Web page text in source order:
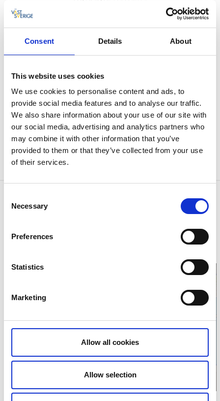
Consent Details About
This website uses cookies
We use cookies to personalise content and ads, to
provide social media features and to analyse our traffic.
We also share information about your use of our site with
our social media, advertising and analytics partners who
may combine it with other information that you’ve
provided to them or that they’ve collected from your use
of their services.
Selection
Necessary
Preferences
Statistics
Marketing
Allow all cookies
Allow selection
Här hittar ni kommunala och föreningars
lekplatser i Öckerö kommun Tips till barnen
sommartid är också Gästhamnarnas
krabbfiskebryggor och Fiskemuseets sillhaj som
Här hittar ni kommunala och föreningars lekplatser i
Öckerö kommun
Tips till barnen sommartid är också Gästhamnarnas
krabbfiskebryggor och Fiskemuseets sillhaj som man
kan se i en monter
Öckerö kommun
Telefon:031976200
Klicka för att visa
karta